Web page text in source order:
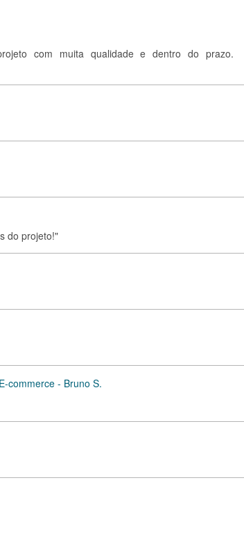
com muita qualidade e dentro do prazo.
do projeto!"
commerce - Bruno S.